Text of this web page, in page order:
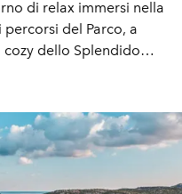
di relax immersi nella
del Parco, a
cozy dello Splendido